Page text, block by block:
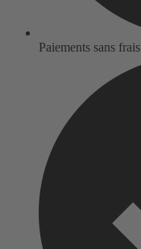
Paiements sans frais